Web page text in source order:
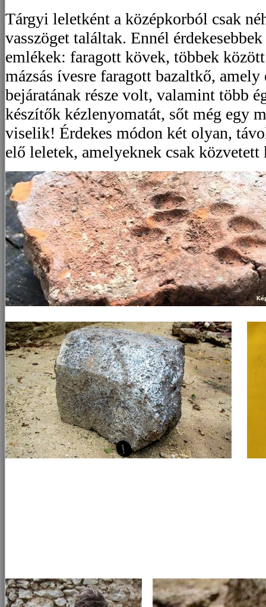
Tárgyi leletként a középkorból csak
vasszöget találtak. Ennél
emlékek: faragott kövek, többek
mázsás ívesre faragott bazaltkő,
bejáratának része volt, valamint több
készítők kézlenyomatát, sőt még egy
viselik! Érdekes módon két olyan,
elő leletek, amelyeknek csak közvetett